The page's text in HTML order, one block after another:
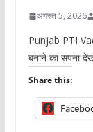
अगस्त 5, 2026
Punjab PTI
बनाने का सपना
Share this: